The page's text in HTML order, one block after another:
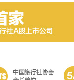
系当地警察局，不要随便